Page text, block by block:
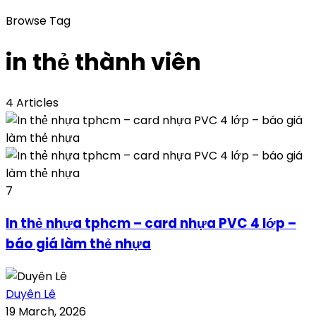
Browse Tag
in thẻ thành viên
4 Articles
7
In thẻ nhựa tphcm – card nhựa PVC 4 lớp –
báo giá làm thẻ nhựa
Duyên Lê
19 March, 2026